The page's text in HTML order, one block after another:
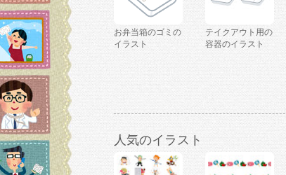
お弁当箱のゴミの
イラスト
テイクアウト用の
容器のイラスト
人気のイラスト